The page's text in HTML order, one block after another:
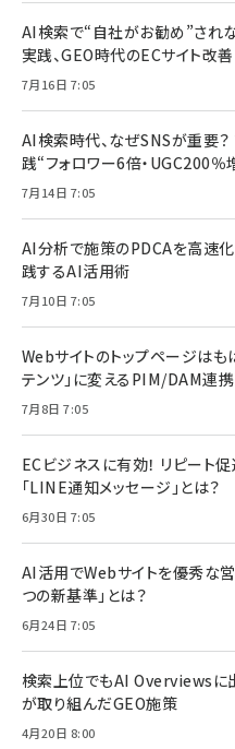
AI検索で“自社がお勧め”され
実践、GEO時代のECサイト改善
7月16日 7:05
AI検索時代、なぜSNSが重要？
践“フォロワー6倍・UGC200％
7月14日 7:05
AI分析で施策のPDCAを高速
践するAI活用術
7月10日 7:05
Webサイトのトップページは
テンツ」に変えるPIM/DAM連携
7月8日 7:05
ECビジネスに有効！ リピート
「LINE通知メッセージ」とは？
6月30日 7:05
AI活用でWebサイトを優秀な
つの新基準」とは？
6月24日 7:05
検索上位でもAI Overviewsに
が取り組んだGEO施策
4月20日 8:00